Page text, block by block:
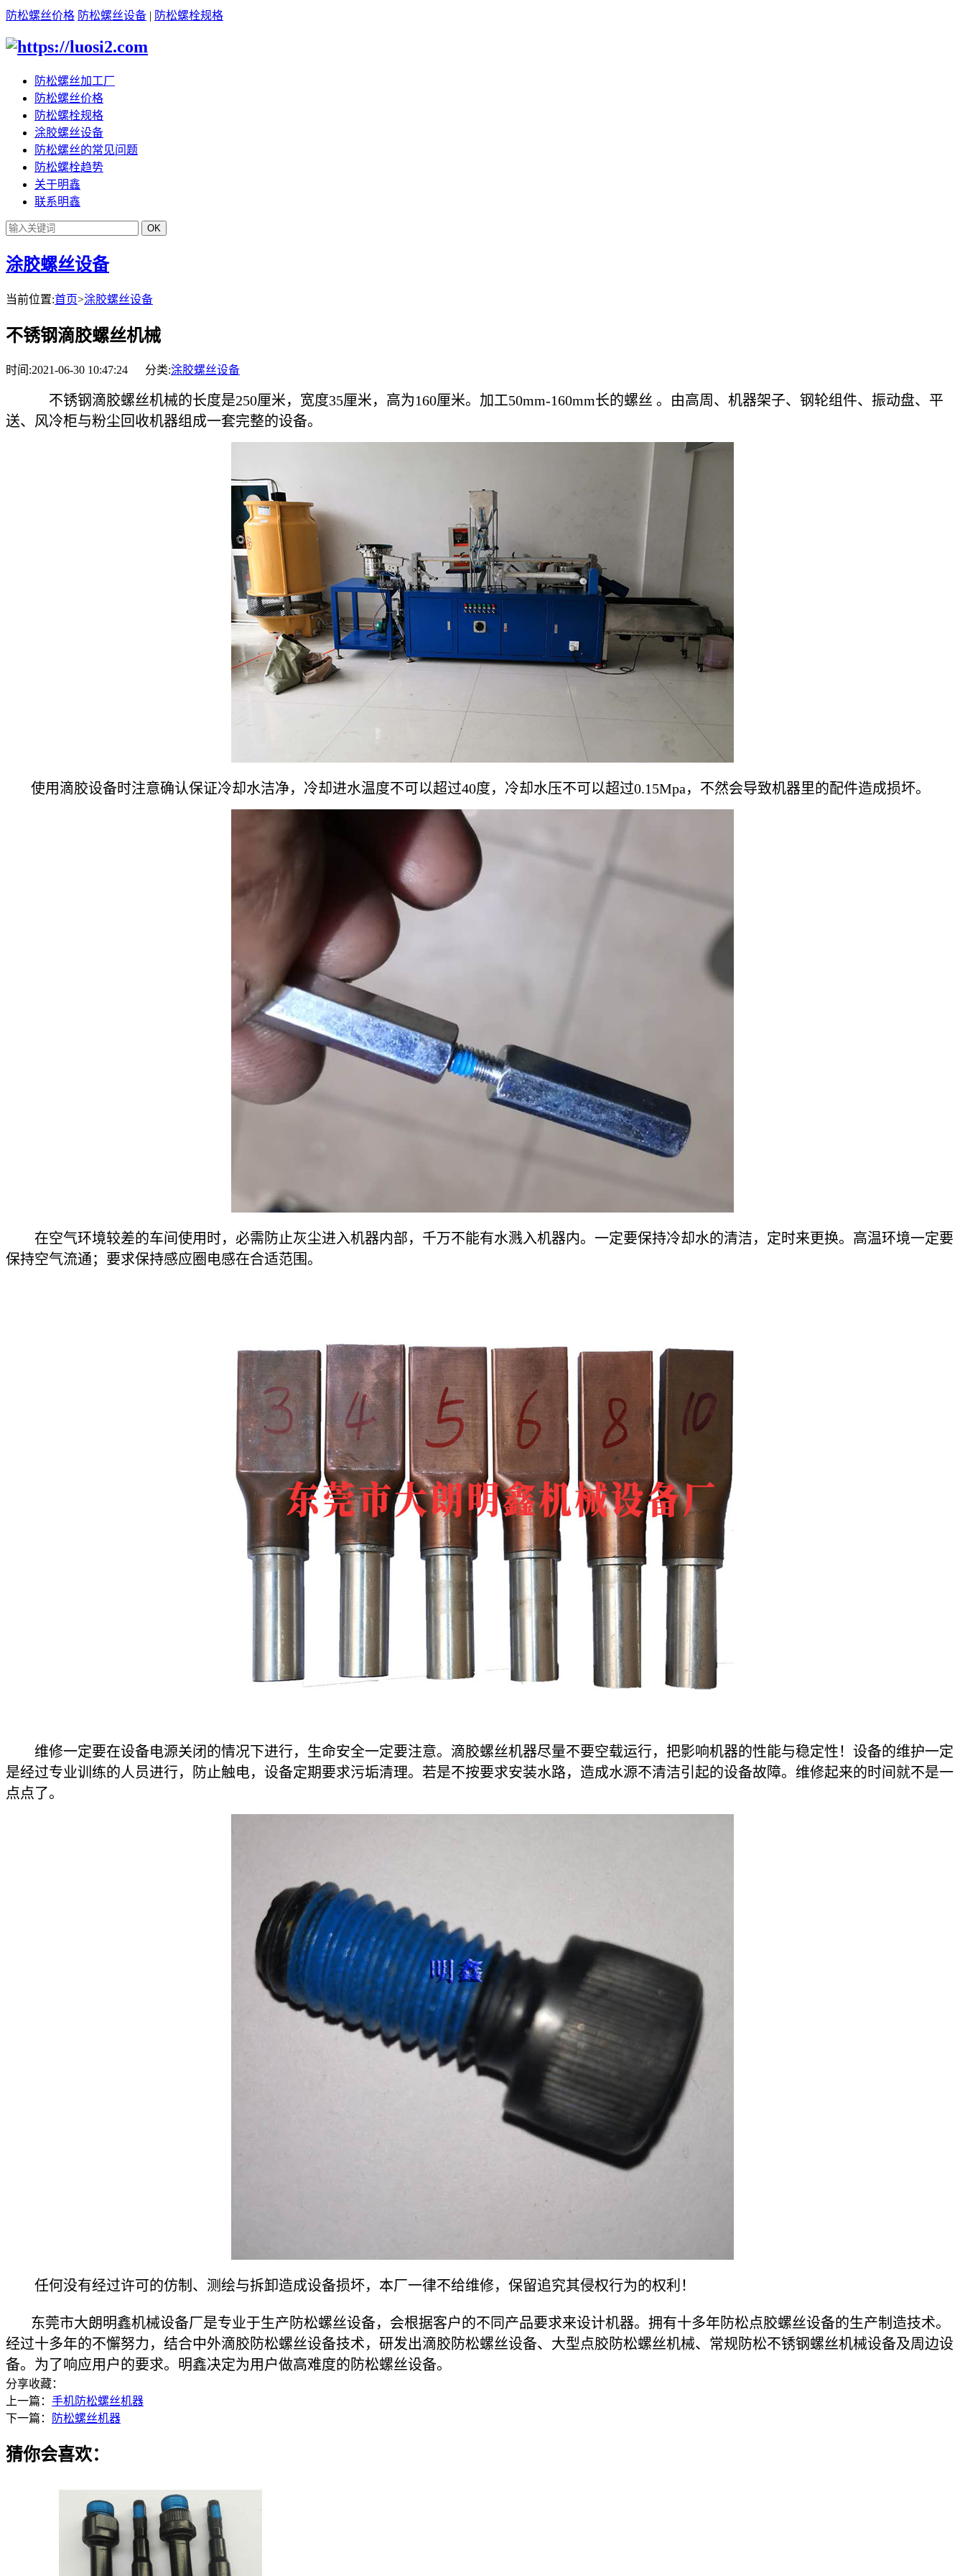
防松螺丝价格 防松螺丝设备 | 防松螺栓规格
防松螺丝加工厂
防松螺丝价格
防松螺栓规格
涂胶螺丝设备
防松螺丝的常见问题
防松螺栓趋势
关于明鑫
联系明鑫
涂胶螺丝设备
当前位置:首页>涂胶螺丝设备
不锈钢滴胶螺丝机械
时间:2021-06-30 10:47:24 分类:涂胶螺丝设备
不锈钢滴胶螺丝机械的长度是250厘米，宽度35厘米，高为160厘米。加工50mm-160mm长的螺丝 。由高周、机器架子、钢轮组件、振动盘、平
送、风冷柜与粉尘回收机器组成一套完整的设备。
使用滴胶设备时注意确认保证冷却水洁净，冷却进水温度不可以超过40度，冷却水压不可以超过0.15Mpa，不然会导致机器里的配件造成损坏。
在空气环境较差的车间使用时，必需防止灰尘进入机器内部，千万不能有水溅入机器内。一定要保持冷却水的清洁，定时来更换。高温环境一定要
保持空气流通；要求保持感应圈电感在合适范围。
维修一定要在设备电源关闭的情况下进行，生命安全一定要注意。滴胶螺丝机器尽量不要空载运行，把影响机器的性能与稳定性！设备的维护一定
是经过专业训练的人员进行，防止触电，设备定期要求污垢清理。若是不按要求安装水路，造成水源不清洁引起的设备故障。维修起来的时间就不是一
点点了。
任何没有经过许可的仿制、测绘与拆卸造成设备损坏，本厂一律不给维修，保留追究其侵权行为的权利！
东莞市大朗明鑫机械设备厂是专业于生产防松螺丝设备，会根据客户的不同产品要求来设计机器。拥有十多年防松点胶螺丝设备的生产制造技术。
经过十多年的不懈努力，结合中外滴胶防松螺丝设备技术，研发出滴胶防松螺丝设备、大型点胶防松螺丝机械、常规防松不锈钢螺丝机械设备及周边设
备。为了响应用户的要求。明鑫决定为用户做高难度的防松螺丝设备。
分享收藏：
上一篇： 手机防松螺丝机器
下一篇：
防松螺丝机器
猜你会喜欢：